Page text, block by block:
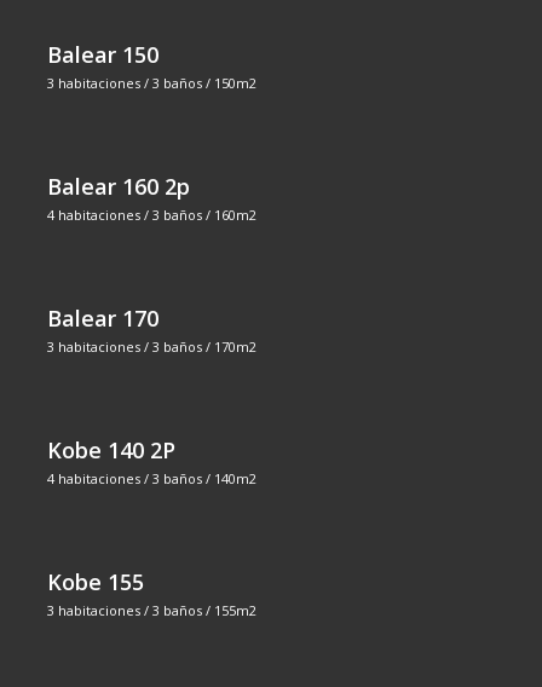
Balear 150
3 habitaciones / 3 baños / 150m2
Balear 160 2p
4 habitaciones / 3 baños / 160m2
Balear 170
3 habitaciones / 3 baños / 170m2
Kobe 140 2P
4 habitaciones / 3 baños / 140m2
Kobe 155
3 habitaciones / 3 baños / 155m2